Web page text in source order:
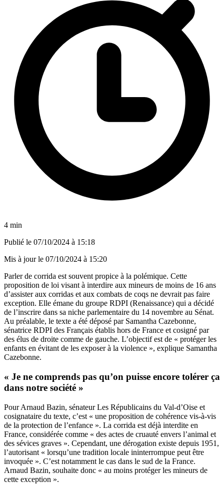
4 min
Publié le 07/10/2024 à 15:18
Mis à jour le 07/10/2024 à 15:20
Parler de corrida est souvent propice à la polémique. Cette
proposition de loi visant à interdire aux mineurs de moins de 16 ans
d’assister aux corridas et aux combats de coqs ne devrait pas faire
exception. Elle émane du groupe RDPI (Renaissance) qui a décidé
de l’inscrire dans sa niche parlementaire du 14 novembre au Sénat.
Au préalable, le texte a été déposé par Samantha Cazebonne,
sénatrice RDPI des Français établis hors de France et cosigné par
des élus de droite comme de gauche. L’objectif est de « protéger les
enfants en évitant de les exposer à la violence », explique Samantha
Cazebonne.
« Je ne comprends pas qu’on puisse encore tolérer ça
dans notre société »
Pour Arnaud Bazin, sénateur Les Républicains du Val-d’Oise et
cosignataire du texte, c’est « une proposition de cohérence vis-à-vis
de la protection de l’enfance ». La corrida est déjà interdite en
France, considérée comme « des actes de cruauté envers l’animal et
des sévices graves ». Cependant, une dérogation existe depuis 1951,
l’autorisant « lorsqu’une tradition locale ininterrompue peut être
invoquée ». C’est notamment le cas dans le sud de la France.
Arnaud Bazin, souhaite donc « au moins protéger les mineurs de
cette exception ».